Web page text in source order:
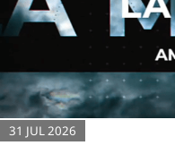
31 JUL 2026